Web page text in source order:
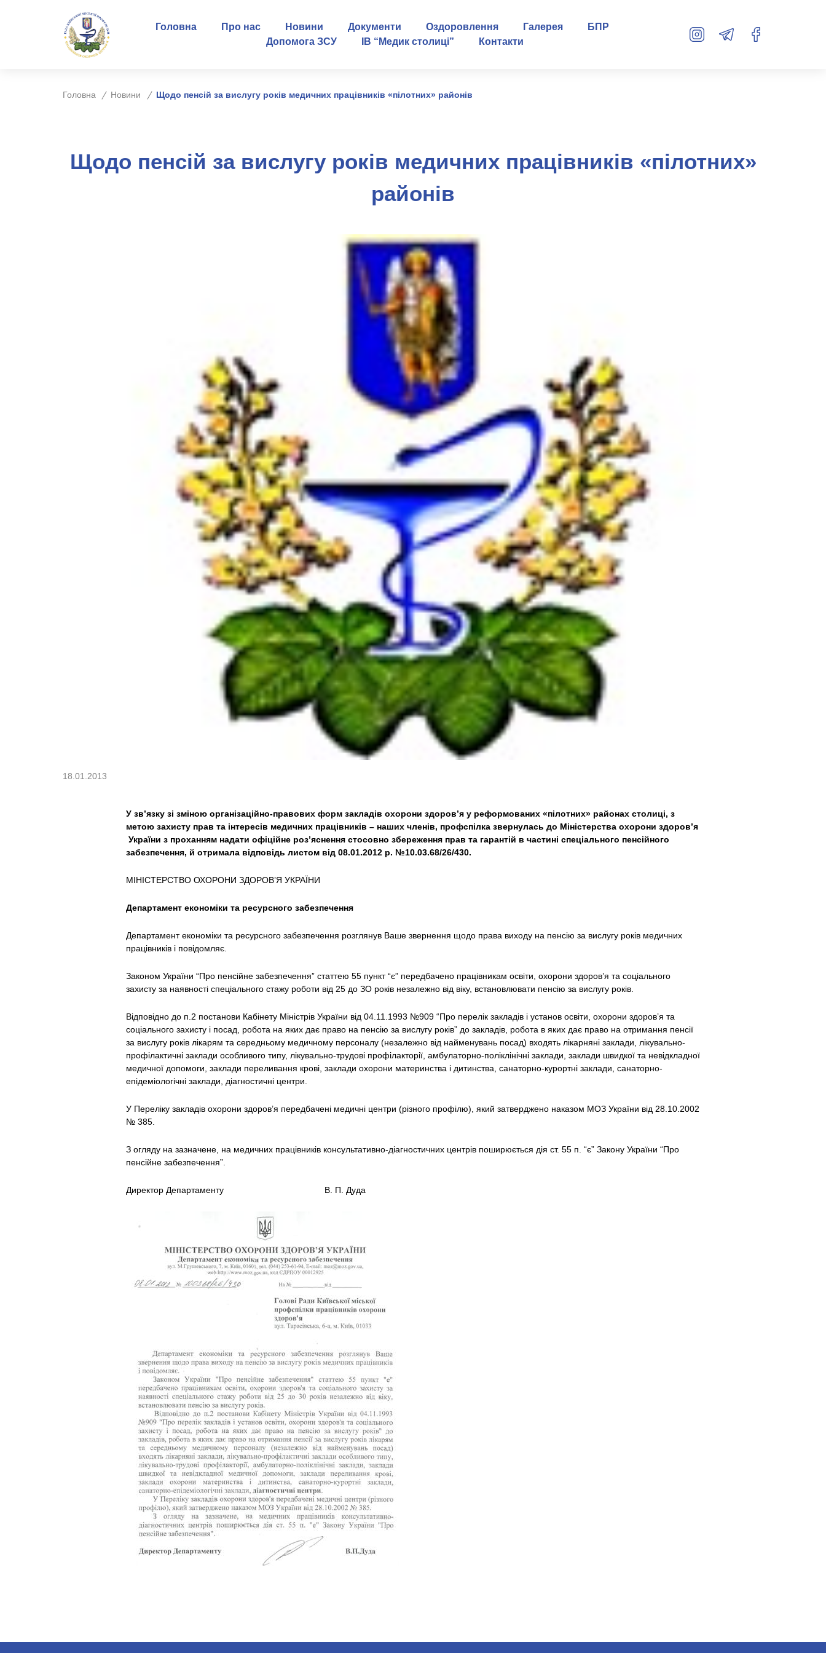
Головна Про нас Новини Документи Оздоровлення Галерея
БПР
Допомога ЗСУ
ІВ “Медик столиці” Контакти
Головна Новини Щодо пенсій за вислугу років медичних працівників «пілотних» районів
Щодо пенсій за вислугу років медичних працівників «пілотних»
районів
18.01.2013
У зв’язку зі зміною організаційно-правових форм закладів охорони здоров’я у реформованих «пілотних» районах столиці, з
метою захисту прав та інтересів медичних працівників – наших членів, профспілка звернулась до Міністерства охорони здоров’я
України з проханням надати офіційне роз’яснення стосовно збереження прав та гарантій в частині спеціального пенсійного
забезпечення, й отримала відповідь листом від 08.01.2012 р. №10.03.68/26/430.
МІНІСТЕРСТВО ОХОРОНИ ЗДОРОВ’Я УКРАЇНИ
Департамент економіки та ресурсного забезпечення
Департамент економіки та ресурсного забезпечення розглянув Ваше звернення щодо права виходу на пенсію за вислугу років медичних
працівників і повідомляє.
Законом України “Про пенсійне забезпечення” статтею 55 пункт “є” передбачено працівникам освіти, охорони здоров’я та соціального
захисту за наявності спеціального стажу роботи від 25 до ЗО років незалежно від віку, встановлювати пенсію за вислугу років.
Відповідно до п.2 постанови Кабінету Міністрів України від 04.11.1993 №909 “Про перелік закладів і установ освіти, охорони здоров’я та
соціального захисту і посад, робота на яких дає право на пенсію за вислугу років” до закладів, робота в яких дає право на отримання пенсії
за вислугу років лікарям та середньому медичному персоналу (незалежно від найменувань посад) входять лікарняні заклади, лікувально-
профілактичні заклади особливого типу, лікувально-трудові профілакторії, амбулаторно-поліклінічні заклади, заклади швидкої та невідкладної
медичної допомоги, заклади переливання крові, заклади охорони материнства і дитинства, санаторно-курортні заклади, санаторно-
епідеміологічні заклади, діагностичні центри.
У Переліку закладів охорони здоров’я передбачені медичні центри (різного профілю), який затверджено наказом МОЗ України від 28.10.2002
№ 385.
З огляду на зазначене, на медичних працівників консультативно-діагностичних центрів поширюється дія ст. 55 п. “є” Закону України “Про
пенсійне забезпечення”.
Директор Департаменту В. П. Дуда